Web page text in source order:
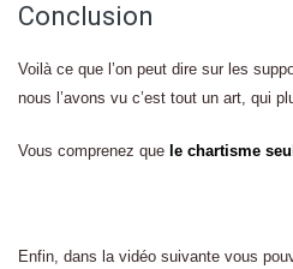
Conclusion
Voilà ce que l’on peut dire sur les
nous l’avons vu c’est tout un art, qui
Vous comprenez que le chartisme
Enfin, dans la vidéo suivante vous